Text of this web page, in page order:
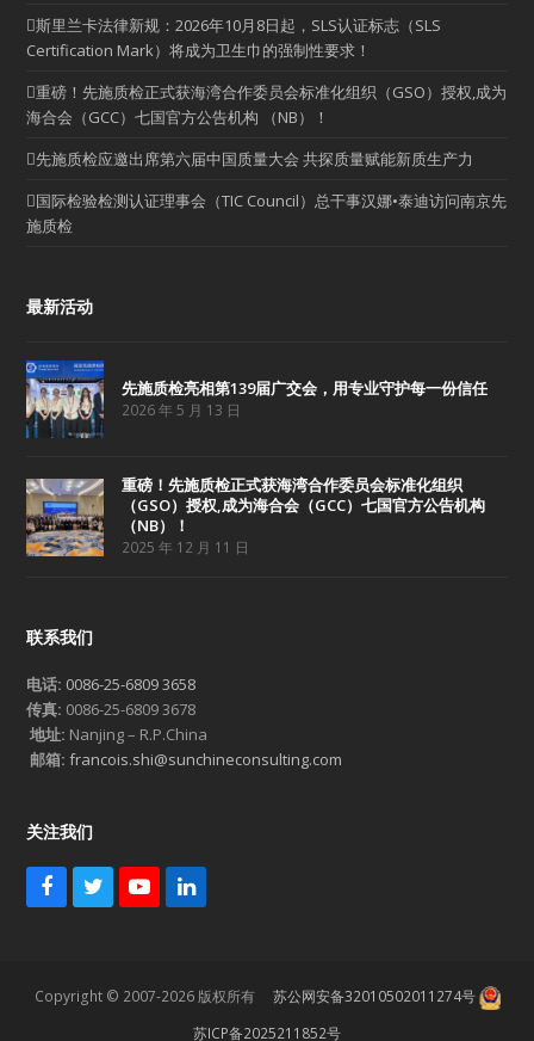
斯里兰卡法律新规：2026年10月8日起，SLS认证标志（SLS
Certification Mark）将成为卫生巾的强制性要求！
重磅！先施质检正式获海湾合作委员会标准化组织（GSO）授权,成为
海合会（GCC）七国官方公告机构 （NB）！
先施质检应邀出席第六届中国质量大会 共探质量赋能新质生产力
国际检验检测认证理事会（TIC Council）总干事汉娜•泰迪访问南京先
施质检
最新活动
先施质检亮相第139届广交会，用专业守护每一份信任
2026 年 5 月 13 日
重磅！先施质检正式获海湾合作委员会标准化组织
（GSO）授权,成为海合会（GCC）七国官方公告机构
（NB）！
2025 年 12 月 11 日
联系我们
电话: 0086-25-6809 3658
传真: 0086-25-6809 3678
地址: Nanjing – R.P.China
邮箱: francois.shi@sunchineconsulting.com
关注我们
F
o
T
e
Y
b
L
d
Copyright © 2007-2026 版权所有 苏公网安备32010502011274号
苏ICP备2025211852号